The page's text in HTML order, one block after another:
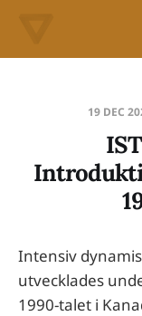
19 DEC
Intensiv
utvecklades
1990-talet i